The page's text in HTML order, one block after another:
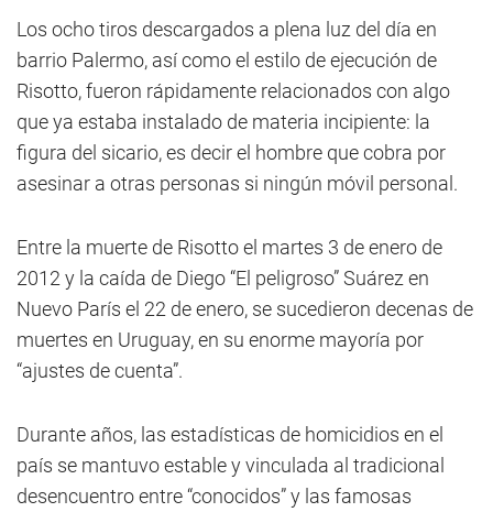
Los ocho tiros descargados a plena luz del día en
barrio Palermo, así como el estilo de ejecución de
Risotto, fueron rápidamente relacionados con algo
que ya estaba instalado de materia incipiente: la
figura del sicario, es decir el hombre que cobra por
asesinar a otras personas si ningún móvil personal.
Entre la muerte de Risotto el martes 3 de enero de
2012 y la caída de Diego “El peligroso” Suárez en
Nuevo París el 22 de enero, se sucedieron decenas de
muertes en Uruguay, en su enorme mayoría por
“ajustes de cuenta”.
Durante años, las estadísticas de homicidios en el
país se mantuvo estable y vinculada al tradicional
desencuentro entre “conocidos” y las famosas